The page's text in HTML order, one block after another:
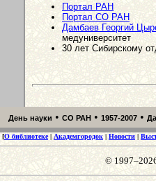
Портал РАН
Портал СО РАН
Дамбаев Георгий
медуниверситет
30 лет Сибирскому
День науки • СО РАН • 1957-2007 •
[О библиотеке| Академгородок| Новости |
©